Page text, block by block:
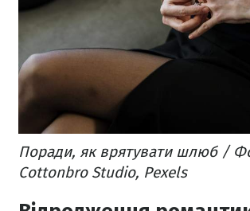
Поради, як врятувати шлюб /
Cottonbro Studio, Pexels